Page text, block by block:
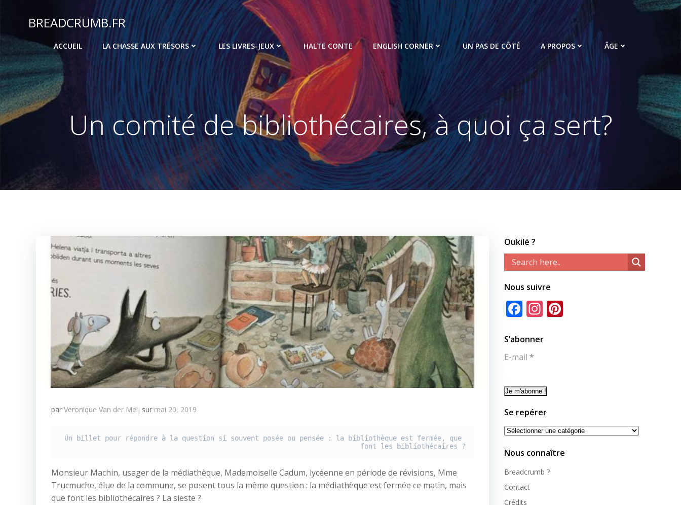
contenuBREADCRUMB.FR
ACCUEIL LA CHASSE AUX TRÉSORS LES LIVRES-JEUX HALTE CONTE ENGLISH CORNER UN PAS DE CÔTÉ A PROPOS ÂGE
Un comité de bibliothécaires, à quoi ça sert?
par Véronique Van der Meij sur mai 20, 2019
Un billet pour répondre à la question si souvent posée ou pensée : la bibliothèque est fermée, que
font les bibliothécaires ?
Monsieur Machin, usager de la médiathèque, Mademoiselle Cadum, lycéenne en période de révisions, Mme
Trucmuche, élue de la commune, se posent tous la même question : la médiathèque est fermée ce matin, mais
que font les bibliothécaires ? La sieste ?
Oukilé ?
Nous suivre
Facebook
Instagram
S’abonner
E-mail *
Se repérer
Se
Nous connaître
Breadcrumb ?
Contact
Crédits